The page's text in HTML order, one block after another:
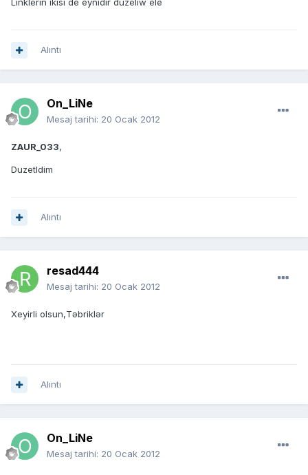
Linklerin ikisi de eynidir duzeliw ele
Alıntı
On_LiNe
Mesaj tarihi: 20 Ocak 2012
ZAUR_033,
Duzetldim
Alıntı
resad444
Mesaj tarihi: 20 Ocak 2012
Xeyirli olsun,Təbriklər
Alıntı
On_LiNe
Mesaj tarihi: 20 Ocak 2012